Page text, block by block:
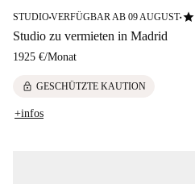
STUDIO■VERFÜGBAR AB 09 AUGUST■star
Studio zu vermieten in Madrid
1925 €/Monat
lock GESCHÜTZTE KAUTION
+infos